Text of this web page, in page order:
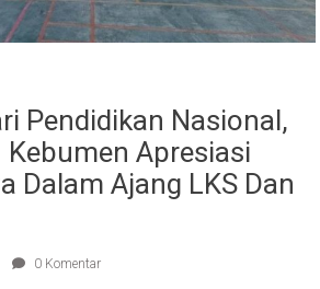
Pendidikan Nasional,
Kebumen Apresiasi
Dalam Ajang LKS Dan
0 Komentar